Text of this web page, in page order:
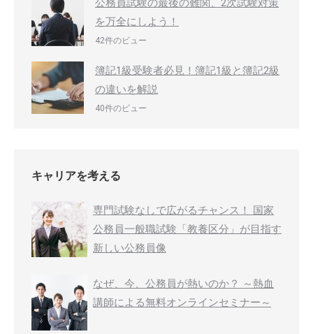
を万全にしよう！
42件のビュー
簿記1級受験者必見！簿記1級と簿記2級
の違いを解説
40件のビュー
キャリアを考える
専門試験なしで広がるチャンス！ 国家
公務員一般職試験「教養区分」が目指す
新しい公務員像
なぜ、今、公務員が熱いのか？ ～熱血
講師による無料オンラインセミナー～